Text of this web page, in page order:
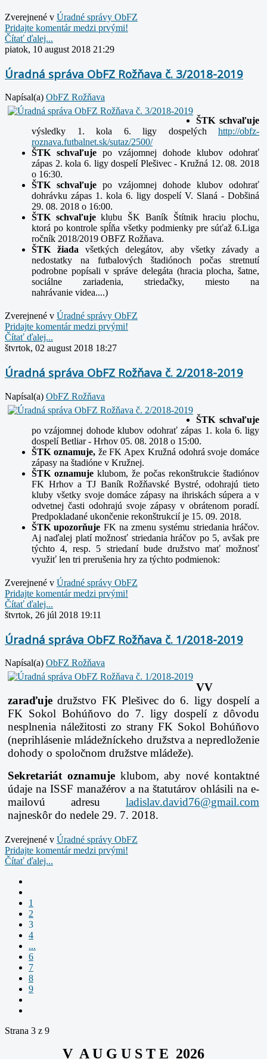
Zverejnené v Úradné správy ObFZ
Pridajte komentár medzi prvými!
Čítať ďalej...
piatok, 10 august 2018 21:29
Úradná správa ObFZ Rožňava č. 3/2018-2019
Napísal(a) ObFZ Rožňava
ŠTK schvaľuje
výsledky 1. kola 6. ligy dospelých http://obfz-
roznava.futbalnet.sk/sutaz/2500/
ŠTK schvaľuje po vzájomnej dohode klubov odohrať
zápas 2. kola 6. ligy dospelí Plešivec - Kružná 12. 08. 2018
o 16:30.
ŠTK schvaľuje po vzájomnej dohode klubov odohrať
dohrávku zápas 1. kola 6. ligy dospelí V. Slaná - Dobšiná
29. 08. 2018 o 16:00.
ŠTK schvaľujeklubu ŠK Baník Štítnik hraciu plochu,
ktorá po kontrole spĺňa všetky podmienky pre súťaž 6.Liga
ročník 2018/2019 OBFZ Rožňava.
ŠTK žiada všetkých delegátov, aby všetky závady a
nedostatky na futbalových štadiónoch počas stretnutí
podrobne popísali v správe delegáta (hracia plocha, šatne,
sociálne zariadenia, striedačky, miesto na
nahrávanie videa....)
Zverejnené v Úradné správy ObFZ
Pridajte komentár medzi prvými!
Čítať ďalej...
štvrtok, 02 august 2018 18:27
Úradná správa ObFZ Rožňava č. 2/2018-2019
Napísal(a) ObFZ Rožňava
ŠTK schvaľuje
po vzájomnej dohode klubov odohrať zápas 1. kola 6. ligy
dospelí Betliar - Hrhov 05. 08. 2018 o 15:00.
ŠTK oznamuje,že FK Apex Kružná odohrá svoje domáce
zápasy na štadióne v Kružnej.
ŠTK oznamuje klubom, že počas rekonštrukcie štadiónov
FK Hrhov a TJ Baník Rožňavské Bystré, odohrajú tieto
kluby všetky svoje domáce zápasy na ihriskách súpera a v
odvetnej časti odohrajú svoje zápasy v obrátenom poradí.
Predpokladané ukončenie rekonštrukcií je 15. 09. 2018.
ŠTK upozorňuje FK na zmenu systému striedania hráčov.
Aj naďalej platí možnosť striedania hráčov po 5, avšak pre
týchto 4, resp. 5 striedaní bude družstvo mať možnosť
využiť len tri prerušenia hry za týchto podmienok:
Zverejnené v Úradné správy ObFZ
Pridajte komentár medzi prvými!
Čítať ďalej...
štvrtok, 26 júl 2018 19:11
Úradná správa ObFZ Rožňava č. 1/2018-2019
Napísal(a) ObFZ Rožňava
VV
zaraďuje družstvo FK Plešivec do 6. ligy dospelí a
FK Sokol Bohúňovo do 7. ligy dospelí z dôvodu
nesplnenia náležitosti zo strany FK Sokol Bohúňovo
(neprihlásenie mládežníckeho družstva a nepredloženie
dohody o spoločnom družstve mládeže).
Sekretariát oznamujeklubom, aby nové kontaktné
údaje na ISSF manažérov a na štatutárov ohlásili na e-
mailovú adresu
najneskôr do nedele 29. 7. 2018.
Zverejnené v Úradné správy ObFZ
Pridajte komentár medzi prvými!
Čítať ďalej...
1
2
3
4
...
6
7
8
9
Strana 3 z 9
V A U G U S T E 2026